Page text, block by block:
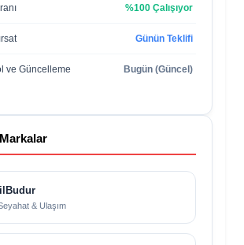
%100 Çalışıyor
Günün Teklifi
ve Güncelleme Bugün (Güncel)
& Ulaşım